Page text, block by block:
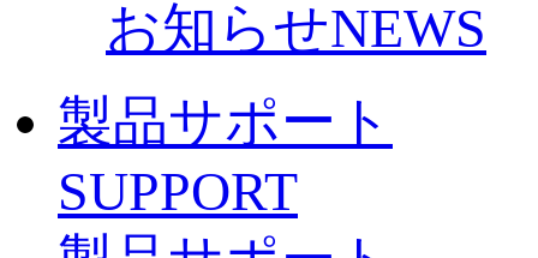
お知らせNEWS
製品サポート
SUPPORT